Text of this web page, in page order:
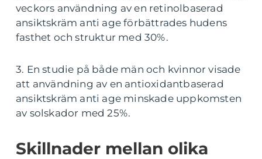
veckors användning av en retinolbaserad
ansiktskräm anti age förbättrades hudens
fasthet och struktur med 30%.
3. En studie på både män och kvinnor visade
att användning av en antioxidantbaserad
ansiktskräm anti age minskade uppkomsten
av solskador med 25%.
Skillnader mellan olika